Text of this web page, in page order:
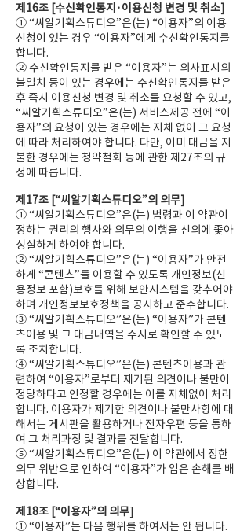
제16조 [수신확인통지·이용신청 변경 및 취소]
① “씨알기획스튜디오”은(는) “이용자”의 이용
신청이 있는 경우 “이용자”에게 수신확인통지를
합니다.
② 수신확인통지를 받은 “이용자”는 의사표시의
불일치 등이 있는 경우에는 수신확인통지를 받은
후 즉시 이용신청 변경 및 취소를 요청할 수 있고,
“씨알기획스튜디오”은(는) 서비스제공 전에 “이
용자”의 요청이 있는 경우에는 지체 없이 그 요청
에 따라 처리하여야 합니다. 다만, 이미 대금을 지
불한 경우에는 청약철회 등에 관한 제27조의 규
정에 따릅니다.
제17조 [“씨알기획스튜디오”의 의무]
① “씨알기획스튜디오”은(는) 법령과 이 약관이
정하는 권리의 행사와 의무의 이행을 신의에 좇아
성실하게 하여야 합니다.
② “씨알기획스튜디오”은(는) “이용자”가 안전
하게 “콘텐츠”를 이용할 수 있도록 개인정보(신
용정보 포함)보호를 위해 보안시스템을 갖추어야
하며 개인정보보호정책을 공시하고 준수합니다.
③ “씨알기획스튜디오”은(는) “이용자”가 콘텐
츠이용 및 그 대금내역을 수시로 확인할 수 있도
록 조치합니다.
④ “씨알기획스튜디오”은(는) 콘텐츠이용과 관
련하여 “이용자”로부터 제기된 의견이나 불만이
정당하다고 인정할 경우에는 이를 지체없이 처리
합니다. 이용자가 제기한 의견이나 불만사항에 대
해서는 게시판을 활용하거나 전자우편 등을 통하
여 그 처리과정 및 결과를 전달합니다.
⑤ “씨알기획스튜디오”은(는) 이 약관에서 정한
의무 위반으로 인하여 “이용자”가 입은 손해를 배
상합니다.
제18조 [“이용자”의 의무]
① “이용자”는 다음 행위를 하여서는 안 됩니다.